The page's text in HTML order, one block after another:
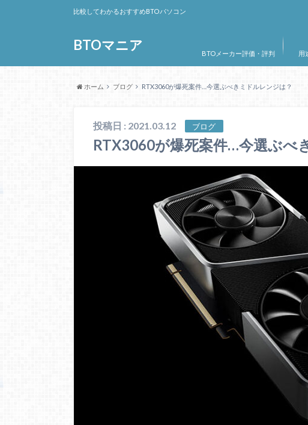
BTOマニア
比較してわかるおすすめBTOパソコン
BTOメーカー評価・評判 用
ホーム ブログ RTX3060が爆死案件…今選ぶべきミドルレンジは？
投稿日 : 2021.03.12 ブログ
RTX3060が爆死案件…今選ぶべ